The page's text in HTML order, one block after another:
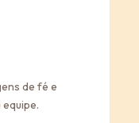
de fé e